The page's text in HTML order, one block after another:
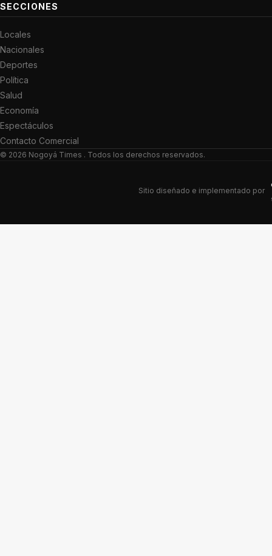
SECCIONES
Locales
Nacionales
Deportes
Política
Salud
Economía
Espectáculos
Contacto Comercial
© 2026 Nogoyá Times . Todos los derechos reservados.
Sitio diseñado e implementado por